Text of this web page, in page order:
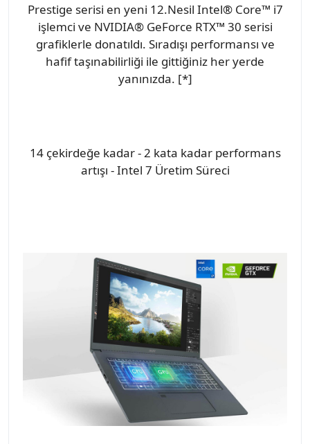
Prestige serisi en yeni 12.Nesil Intel® Core™ i7
işlemci ve NVIDIA® GeForce RTX™ 30 serisi
grafiklerle donatıldı. Sıradışı performansı ve
hafif taşınabilirliği ile gittiğiniz her yerde
yanınızda. [*]
14 çekirdeğe kadar - 2 kata kadar performans
artışı - Intel 7 Üretim Süreci